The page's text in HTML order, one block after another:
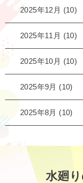
2025年12月 (10)
2025年11月 (10)
2025年10月 (10)
2025年9月 (10)
2025年8月 (10)
水廻